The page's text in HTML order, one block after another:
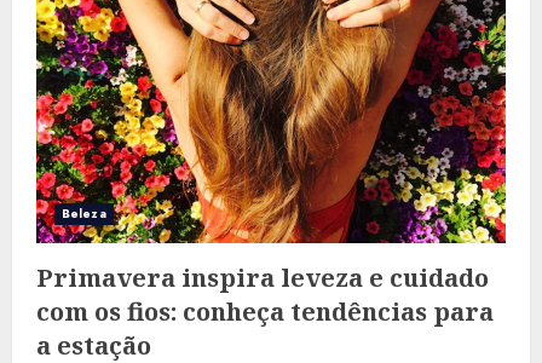
Beleza
Primavera inspira leveza e cuidado
com os fios: conheça tendências para
a estação